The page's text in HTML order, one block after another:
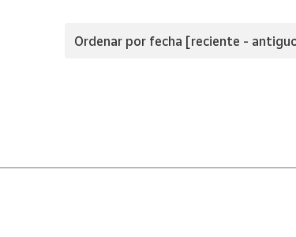
Ordenar por fecha [reciente -